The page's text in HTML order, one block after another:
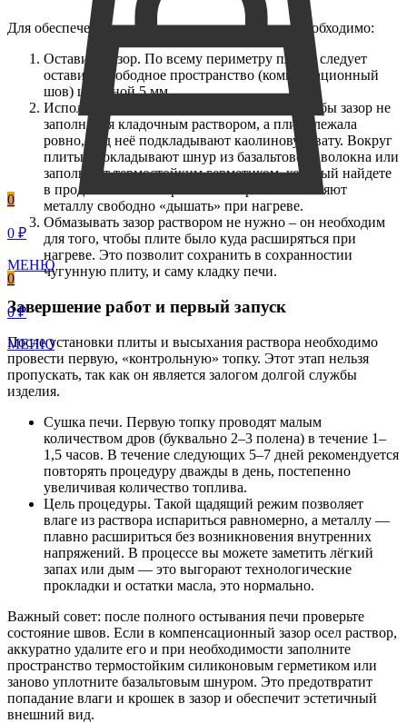
0
0 ₽
МЕНЮ
0
0 ₽
МЕНЮ
Для обеспечения долговечности конструкции необходимо:
Оставить зазор. По всему периметру плиты следует
оставить свободное пространство (компенсационный
шов) шириной 5 мм.
Использовать термостойкие материалы. Чтобы зазор не
заполнился кладочным раствором, а плита лежала
ровно, под неё подкладывают каолиновую вату. Вокруг
плиты прокладывают шнур из базальтового волокна или
заполняют термостойким герметиком, который найдете
в продаже. Эти материалы не горят и позволяют
металлу свободно «дышать» при нагреве.
Обмазывать зазор раствором не нужно – он необходим
для того, чтобы плите было куда расширяться при
нагреве. Это позволит сохранить в сохранностии
чугунную плиту, и саму кладку печи.
Завершение работ и первый запуск
После установки плиты и высыхания раствора необходимо
провести первую, «контрольную» топку. Этот этап нельзя
пропускать, так как он является залогом долгой службы
изделия.
Сушка печи. Первую топку проводят малым
количеством дров (буквально 2–3 полена) в течение 1–
1,5 часов. В течение следующих 5–7 дней рекомендуется
повторять процедуру дважды в день, постепенно
увеличивая количество топлива.
Цель процедуры. Такой щадящий режим позволяет
влаге из раствора испариться равномерно, а металлу —
плавно расшириться без возникновения внутренних
напряжений. В процессе вы можете заметить лёгкий
запах или дым — это выгорают технологические
прокладки и остатки масла, это нормально.
Важный совет: после полного остывания печи проверьте
состояние швов. Если в компенсационный зазор осел раствор,
аккуратно удалите его и при необходимости заполните
пространство термостойким силиконовым герметиком или
заново уплотните базальтовым шнуром. Это предотвратит
попадание влаги и крошек в зазор и обеспечит эстетичный
внешний вид.